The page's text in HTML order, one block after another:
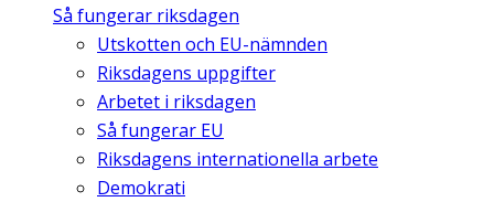
Så fungerar riksdagen
Utskotten och EU-nämnden
Riksdagens uppgifter
Arbetet i riksdagen
Så fungerar EU
Riksdagens internationella arbete
Demokrati